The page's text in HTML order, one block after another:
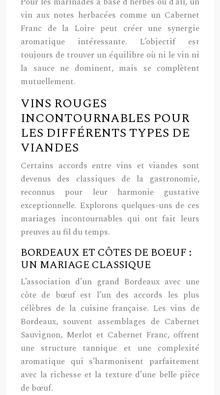
vin aux notes herbacées comme un Cabernet
Franc de la Loire peut créer une synergie
aromatique intéressante. L’objectif est
toujours de trouver un équilibre où ni le vin ni
la sauce ne dominent, mais se complètent
mutuellement.
VINS ROUGES
INCONTOURNABLES POUR
LES DIFFÉRENTS TYPES DE
VIANDES
Certains accords entre vins et viandes sont
devenus des classiques de la gastronomie,
reconnus pour leur harmonie gustative
exceptionnelle. Explorons quelques-uns de ces
mariages incontournables qui ont fait leurs
preuves au fil du temps.
BORDEAUX ET CÔTES DE BOEUF :
UN MARIAGE CLASSIQUE
L’association d’un grand Bordeaux avec une
côte de bœuf est l’un des accords les plus
célèbres de la cuisine française. Les vins de
Bordeaux, souvent assemblages de Cabernet
Sauvignon, Merlot et Cabernet Franc, offrent
une structure tannique et une complexité
aromatique qui s’harmonisent parfaitement
avec la richesse et la texture d’une belle pièce
de bœuf.